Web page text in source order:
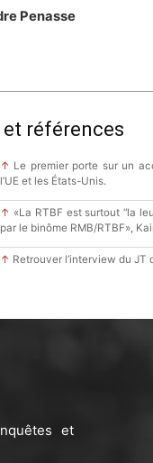
Penasse
et références
↑ Le premier porte sur un
l’UE et les États-Unis.
↑ «La RTBF est surtout “la
par le binôme RMB/RTBF»,
↑ Retrouver l’interview du JT
et